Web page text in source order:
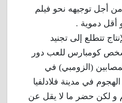
World War Z من أجل توجيهه نحو فيلم
دموية .
تتطلع إلى تجنيد
2000 شخص كومبارس للعب دور
(الزومبي) في
في مدينة فلادلفيا
و لكن حضر ما لا يقل عن